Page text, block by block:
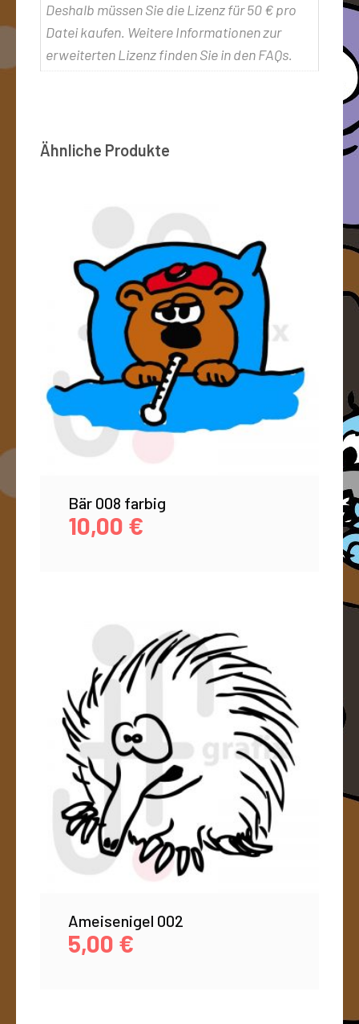
Deshalb müssen Sie die Lizenz für 50 € pro
Datei kaufen. Weitere Informationen zur
erweiterten Lizenz finden Sie in den FAQs.
Ähnliche Produkte
Bär 008 farbig
10,00 €
Ameisenigel 002
5,00 €